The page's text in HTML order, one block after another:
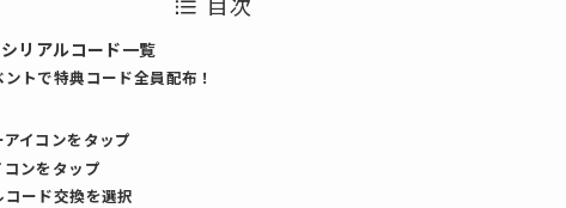
リアルコード一覧
トで特典コード全員配布！
イコンをタップ
ンをタップ
コード交換を選択